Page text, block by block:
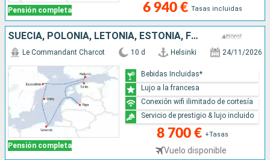
Pensión completa 6 940 € Tasas incluidas
SUECIA, POLONIA, LETONIA, ESTONIA, FINLANDIA
Pensión completa
Le Commandant Charcot 10 d Helsinki 24/11/2026
8 700 € +Tasas
Vuelo disponible
Bebidas Incluidas*
Lujo a la francesa
Conexión wifi ilimitado de cortesía
Servicio de prestigio & lujo incluido